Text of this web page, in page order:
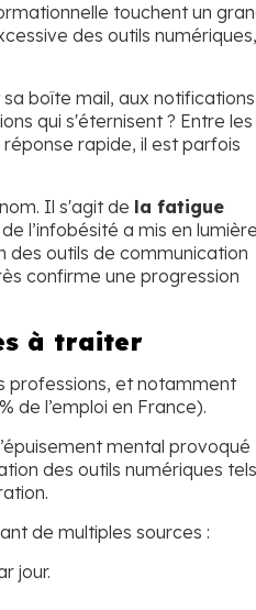
touchent un
des outils numériques,
boîte mail, aux notifications
qui s'éternisent ? Entre les
rapide, il est parfois
Il s'agit de la fatigue
l’infobésité a mis en lumière
des outils de communication
confirme une progression
à traiter
professions, et notamment
de l’emploi en France).
mental provoqué
des outils numériques tels
de multiples sources :
jour.